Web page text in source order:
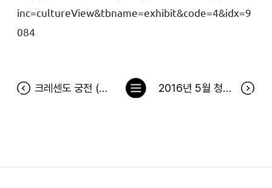
inc=cultureView&tbname=exhibit&code=4&idx=9
084
크레센도 궁전 (6월 3일 공연) 2016년 5월 청정원 출석 이벤트 및 바로 방문 당첨자
목